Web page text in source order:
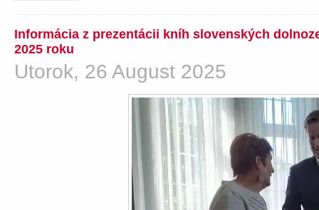
Informácia z prezentácii kníh slovenských
2025 roku
Utorok, 26 August 2025